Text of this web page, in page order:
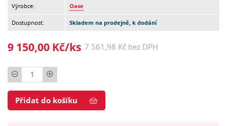
Výrobce: Oase
Dostupnost: Skladem na prodejně, k dodání
9 150,00 Kč/ks 7 561,98 Kč bez DPH
Počet
Přidat do košíku